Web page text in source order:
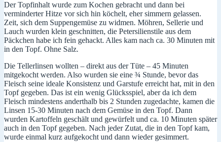
Der Topfinhalt wurde zum Kochen gebracht und dann bei
verminderter Hitze vor sich hin köchelt, eher simmern gelassen.
Zeit, sich dem Suppengemüse zu widmen. Möhren, Sellerie und
Lauch wurden klein geschnitten, die Petersilienstile aus dem
Päckchen habe ich fein gehackt. Alles kam nach ca. 30 Minuten mit
in den Topf. Ohne Salz.
Die Tellerlinsen wollten – direkt aus der Tüte – 45 Minuten
mitgekocht werden. Also wurden sie eine ¾ Stunde, bevor das
Fleisch seine ideale Konsistenz und Garstufe erreicht hat, mit in den
Topf gegeben. Das ist ein wenig Glücksspiel, aber da ich dem
Fleisch mindestens anderthalb bis 2 Stunden zugedachte, kamen die
Linsen 15-30 Minuten nach dem Gemüse in den Topf. Dann
wurden Kartoffeln geschält und gewürfelt und ca. 10 Minuten später
auch in den Topf gegeben. Nach jeder Zutat, die in den Topf kam,
wurde einmal kurz aufgekocht und dann wieder gesimmert.